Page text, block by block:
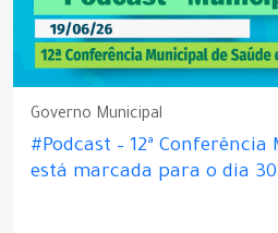
Governo Municipal
#Podcast – 12ª
está marcada para o dia 30